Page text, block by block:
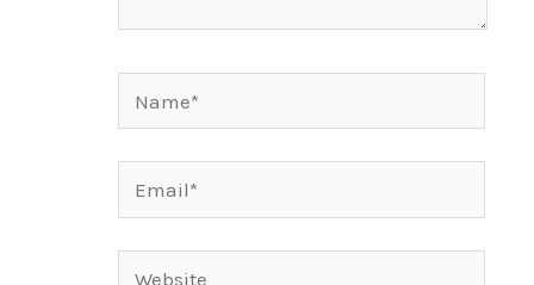
Email*